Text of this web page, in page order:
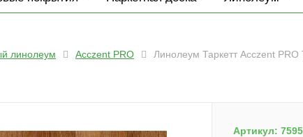
линолеум Acczent PRO Линолеум Таркетт Acczent PRO
Артикул: